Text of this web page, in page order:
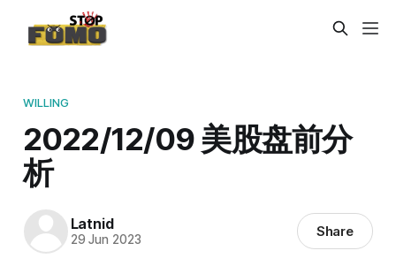
WILLING
2022/12/09 美股盘前分
析
Latnid
29 Jun 2023 Share